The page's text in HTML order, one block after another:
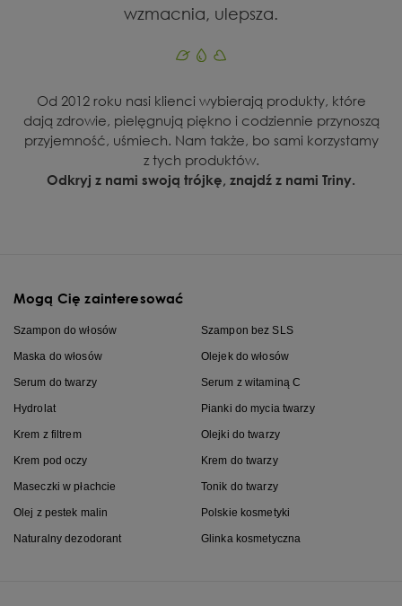
wzmacnia, ulepsza.
Od 2012 roku nasi klienci wybierają produkty, które
dają zdrowie, pielęgnują piękno i codziennie przynoszą
przyjemność, uśmiech. Nam także, bo sami korzystamy
z tych produktów.
Odkryj z nami swoją trójkę, znajdź z nami Triny.
Mogą Cię zainteresować
Szampon do włosów Szampon bez SLS
Maska do włosów Olejek do włosów
Serum do twarzy Serum z witaminą C
Hydrolat Pianki do mycia twarzy
Krem z filtrem Olejki do twarzy
Krem pod oczy Krem do twarzy
Maseczki w płachcie Tonik do twarzy
Olej z pestek malin Polskie kosmetyki
Naturalny dezodorant Glinka kosmetyczna